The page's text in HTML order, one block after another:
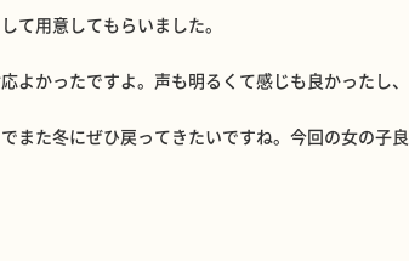
て用意してもらいました。
よかったですよ。声も明るくて感じも良かったし
また冬にぜひ戻ってきたいですね。今回の女の子